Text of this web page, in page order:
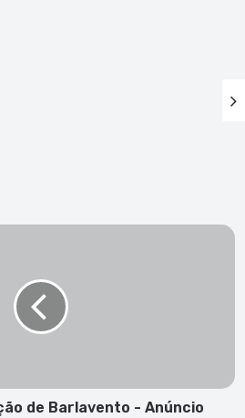
de Barlavento - Anúncio